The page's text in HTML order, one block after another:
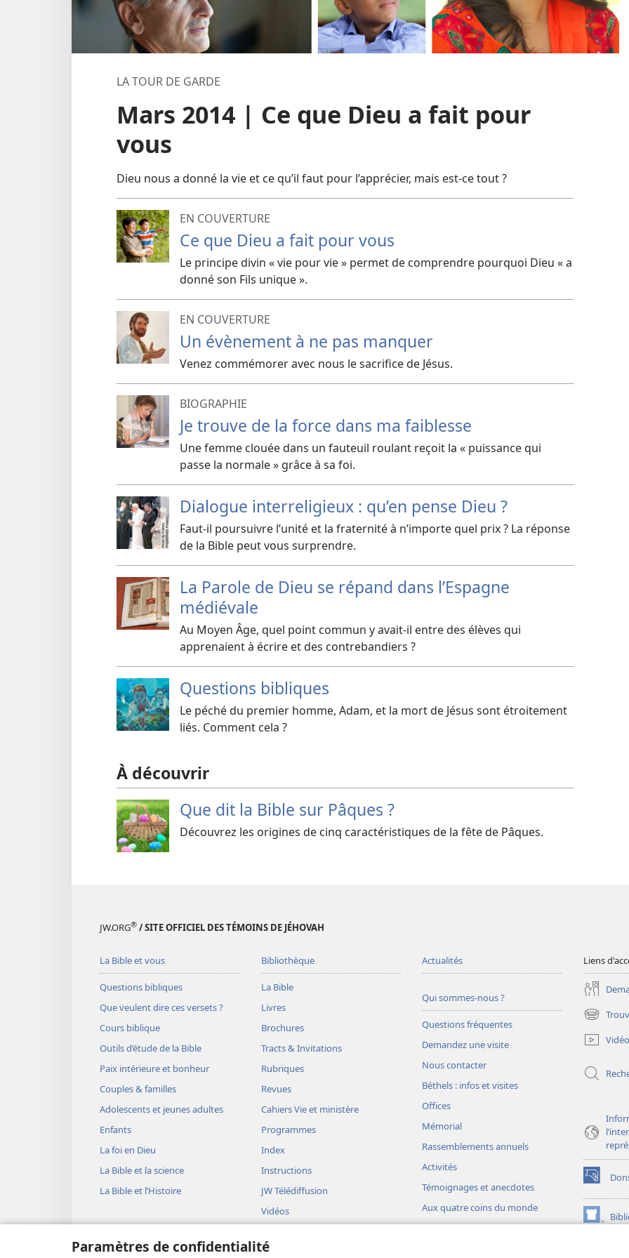
Paramètres de confidentialité
LA TOUR DE GARDE
Mars 2014 | Ce que Dieu a fait pour
vous
Dieu nous a donné la vie et ce qu’il faut pour l’apprécier, mais est-​ce tout ?
EN COUVERTURE
Ce que Dieu a fait pour vous
Le principe divin « vie pour vie » permet de comprendre pourquoi Dieu « a
donné son Fils unique ».
EN COUVERTURE
Un évènement à ne pas manquer
Venez commémorer avec nous le sacrifice de Jésus.
BIOGRAPHIE
Je trouve de la force dans ma faiblesse
Une femme clouée dans un fauteuil roulant reçoit la « puissance qui
passe la normale » grâce à sa foi.
Dialogue interreligieux : qu’en pense Dieu ?
Faut-​il poursuivre l’unité et la fraternité à n’importe quel prix ? La réponse
de la Bible peut vous surprendre.
La Parole de Dieu se répand dans l’Espagne
médiévale
Au Moyen Âge, quel point commun y avait-​il entre des élèves qui
apprenaient à écrire et des contrebandiers ?
Questions bibliques
Le péché du premier homme, Adam, et la mort de Jésus sont étroitement
liés. Comment cela ?
À découvrir
Que dit la Bible sur Pâques ?
Découvrez les origines de cinq caractéristiques de la fête de Pâques.
JW.ORG® / SITE OFFICIEL DES TÉMOINS DE JÉHOVAH
La Bible et vous
Questions bibliques
Que veulent dire ces versets ?
Cours biblique
Outils d’étude de la Bible
Paix intérieure et bonheur
Couples & familles
Adolescents et jeunes adultes
Enfants
La foi en Dieu
La Bible et la science
La Bible et l’Histoire
Bibliothèque
La Bible
Livres
Brochures
Tracts & Invitations
Rubriques
Revues
Cahiers Vie et ministère
Programmes
Index
Instructions
JW Télédiffusion
Vidéos
Représentations théâtrales
Actualités
Qui sommes-nous ?
Questions fréquentes
Demandez une visite
Nous contacter
Béthels : infos et visites
Offices
Mémorial
Rassemblements annuels
Activités
Témoignages et anecdotes
Aux quatre coins du monde
Liens
(ouvre
une
nouvelle
(ouvre
une
nouvelle
fenêtre)
(ouvre